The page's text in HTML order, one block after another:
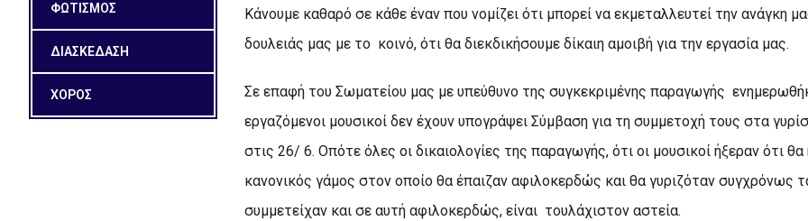
ΦΩΤΙΣΜΟΣ
ΔΙΑΣΚΕΔΑΣΗ
ΧΟΡΟΣ
Κάνουμε καθαρό σε κάθε έναν που νομίζει ότι μπορεί να εκμεταλλευτεί την ανάγκη
δουλειάς μας με το κοινό, ότι θα διεκδικήσουμε δίκαιη αμοιβή για την εργασία μας.
Σε επαφή του Σωματείου μας με υπεύθυνο της συγκεκριμένης παραγωγής
εργαζόμενοι μουσικοί δεν έχουν υπογράψει Σύμβαση για τη συμμετοχή τους στα
στις 26/ 6. Οπότε όλες οι δικαιολογίες της παραγωγής, ότι οι μουσικοί ήξεραν ότι
κανονικός γάμος στον οποίο θα έπαιζαν αφιλοκερδώς και θα γυριζόταν συγχρόνως
συμμετείχαν και σε αυτή αφιλοκερδώς, είναι τουλάχιστον αστεία.